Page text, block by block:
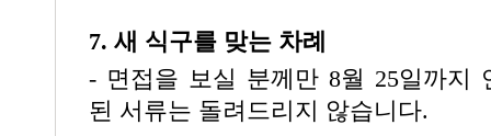
7. 새 식구를 맞는 차례
- 면접을 보실 분께만 8월 25일까지
된 서류는 돌려드리지 않습니다.